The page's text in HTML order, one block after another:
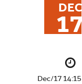
DEC
17
Dec/17 14:15